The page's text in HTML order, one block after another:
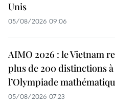
Unis
05/08/2026 09:06
AIMO 2026 : le Vietnam
plus de 200 distinctions à
l’Olympiade
05/08/2026 07:23